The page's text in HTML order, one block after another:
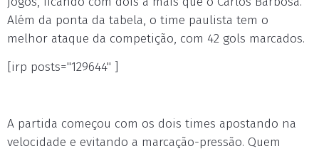
Além da ponta da tabela, o time paulista tem o
melhor ataque da competição, com 42 gols marcados.
[irp posts="129644" ]
A partida começou com os dois times apostando na
velocidade e evitando a marcação-pressão. Quem